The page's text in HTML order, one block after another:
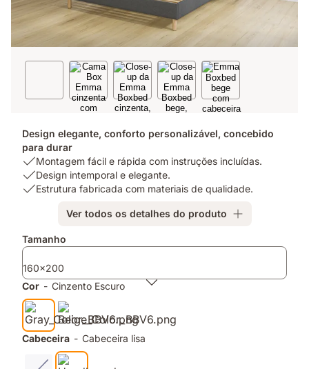
Design elegante, conforto personalizável, concebido
para durar
USP
1:
Montagem
com
incluídas.
Montagem fácil e rápida com instruções incluídas.
USP
2:
intemporal
elegante.
Design intemporal e elegante.
USP
com
de
qualidade.
Estrutura fabricada com materiais de qualidade.
Ver todos os detalhes do produto
Complementos
Tamanho
160x200
Cor - Cinzento Escuro
Cabeceira - Cabeceira lisa